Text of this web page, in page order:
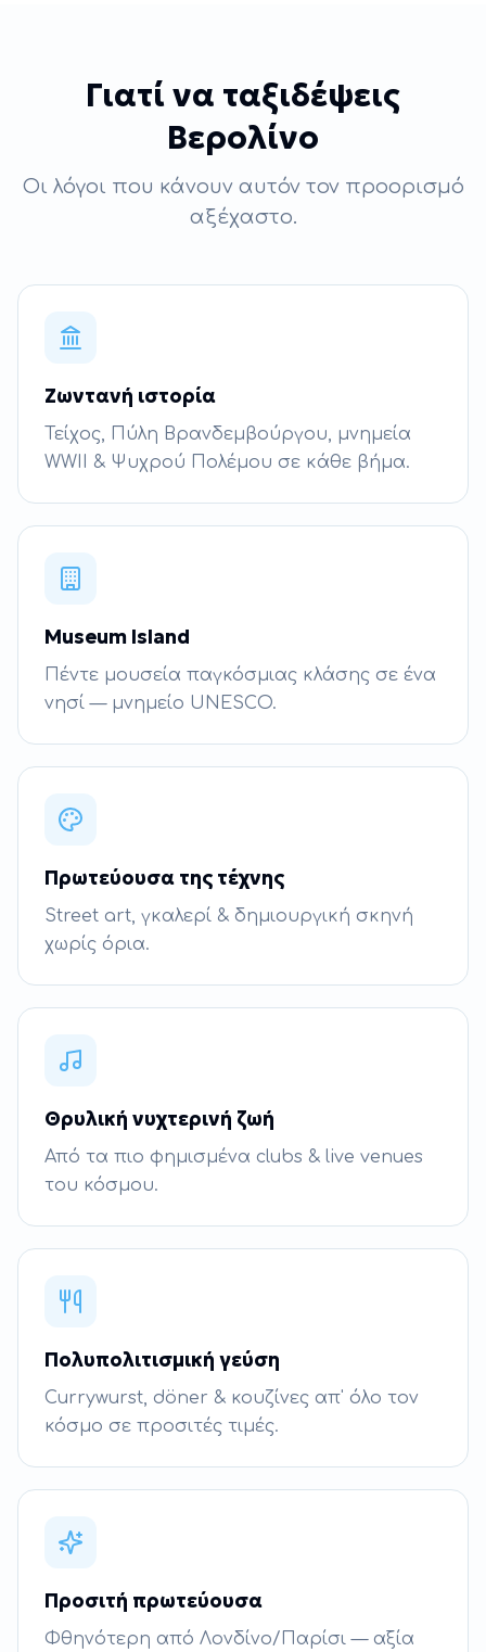
Γιατί να ταξιδέψεις
Βερολίνο
Οι λόγοι που κάνουν αυτόν τον προορισμό
αξέχαστο.
Ζωντανή ιστορία
Τείχος, Πύλη Βρανδεμβούργου, μνημεία
WWII & Ψυχρού Πολέμου σε κάθε βήμα.
Museum Island
Πέντε μουσεία παγκόσμιας κλάσης σε ένα
νησί — μνημείο UNESCO.
Πρωτεύουσα της τέχνης
Street art, γκαλερί & δημιουργική σκηνή
χωρίς όρια.
Θρυλική νυχτερινή ζωή
Από τα πιο φημισμένα clubs & live venues
του κόσμου.
Πολυπολιτισμική γεύση
Currywurst, döner & κουζίνες απ' όλο τον
κόσμο σε προσιτές τιμές.
Προσιτή πρωτεύουσα
Φθηνότερη από Λονδίνο/Παρίσι — αξία